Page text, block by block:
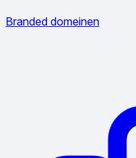
Branded domeinen